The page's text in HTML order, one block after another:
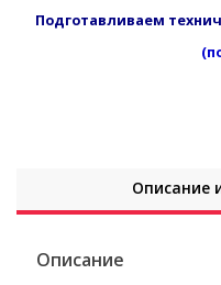
Подготавливаем
Описание
Описание